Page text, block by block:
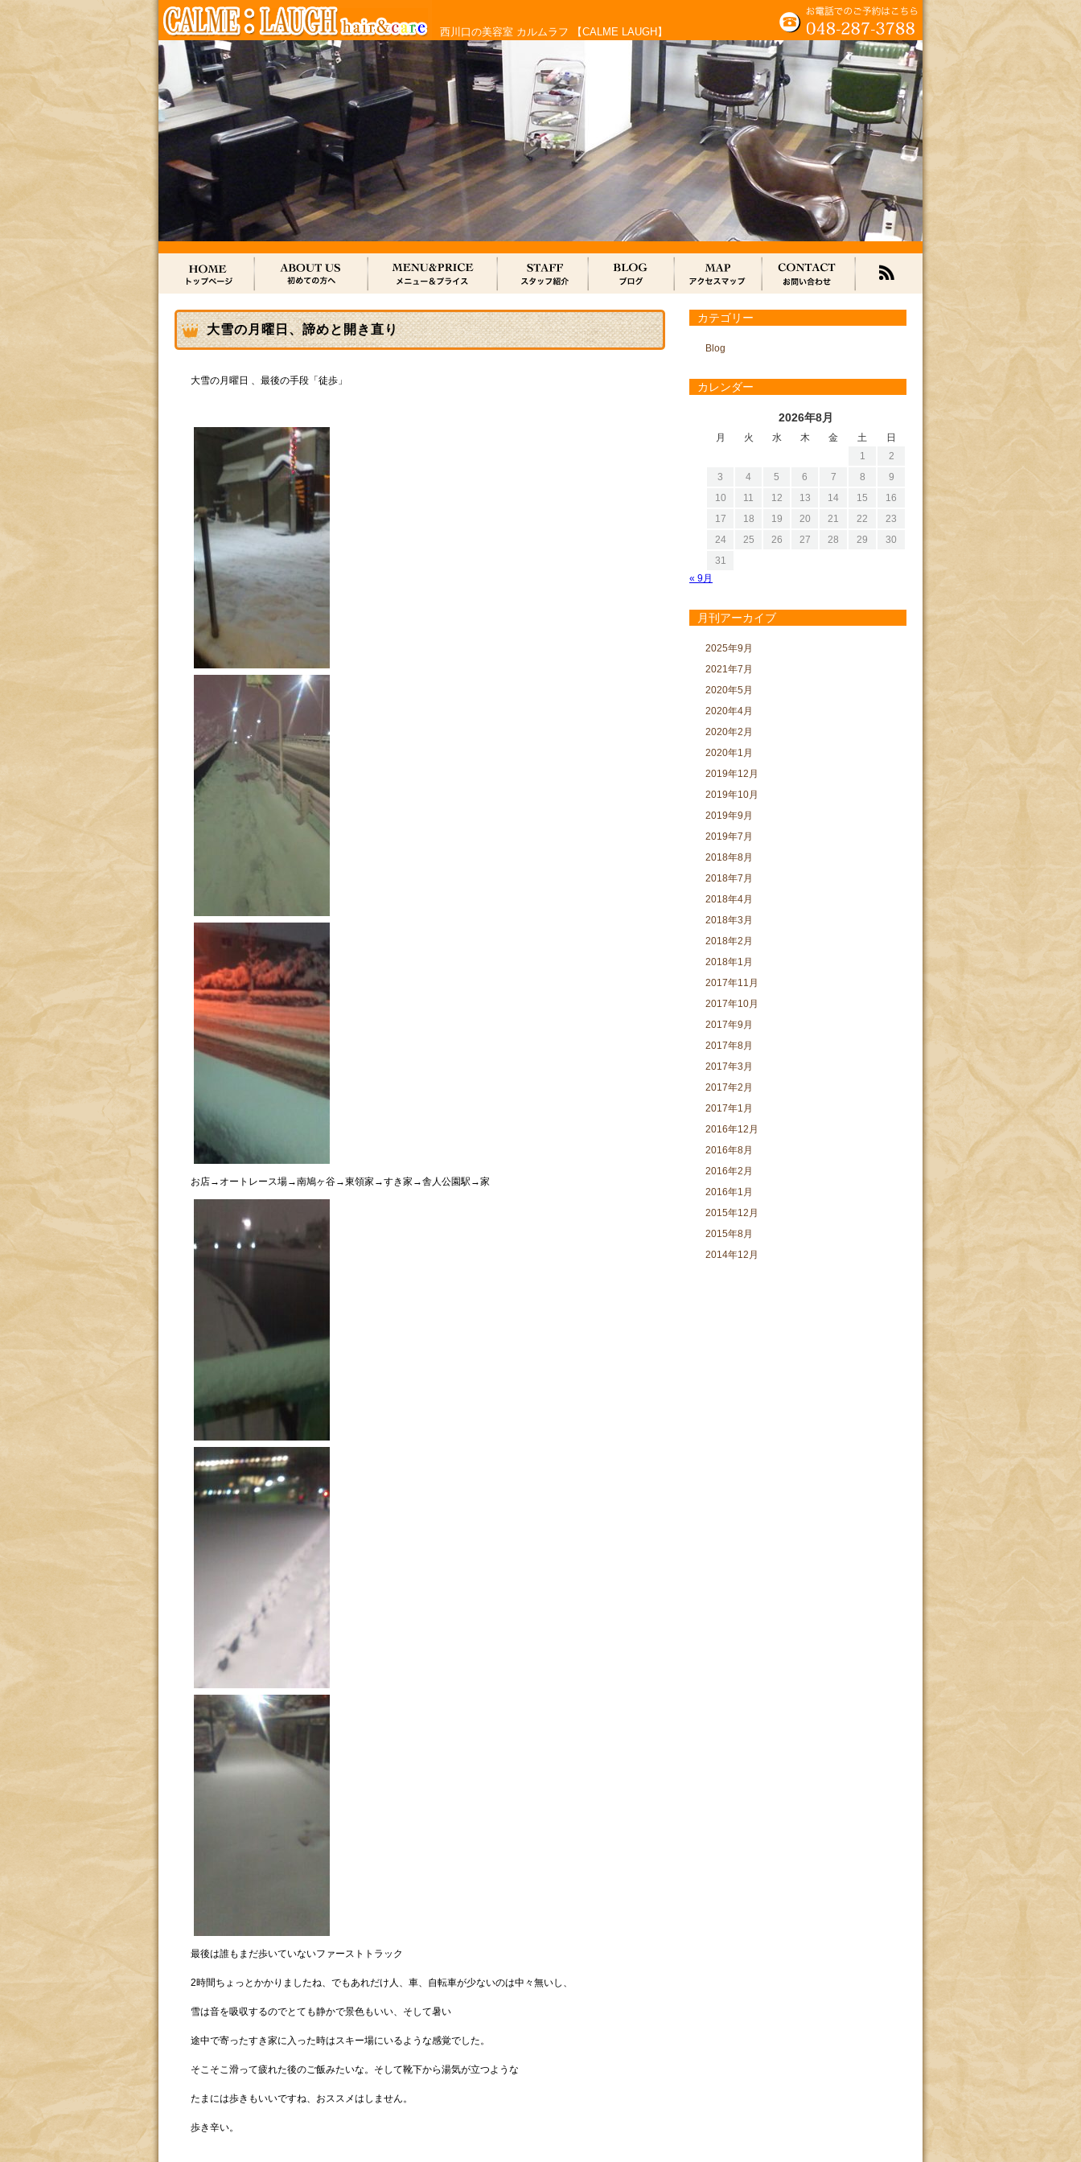
西川口の美容室 カルムラフ 【CALME LAUGH】
大雪の月曜日、諦めと開き直り
大雪の月曜日 、最後の手段「徒歩」
お店→オートレース場→南鳩ヶ谷→東領家→すき家→舎人公園駅→家
最後は誰もまだ歩いていないファーストトラック
2時間ちょっとかかりましたね、でもあれだけ人、車、自転車が少ないのは中々無いし、
雪は音を吸収するのでとても静かで景色もいい、そして暑い
途中で寄ったすき家に入った時はスキー場にいるような感覚でした。
そこそこ滑って疲れた後のご飯みたいな。そして靴下から湯気が立つような
たまには歩きもいいですね、おススメはしません。
歩き辛い。
カテゴリー
Blog
カレンダー
2026年8月
月 火 水 木 金 土
日
1
2
3
4 5 6 7 8
9
10
11 12 13 14 15
16
17
18 19 20 21 22
23
24
25 26 27 28 29
30
31
« 9月
月刊アーカイブ
2025年9月
2021年7月
2020年5月
2020年4月
2020年2月
2020年1月
2019年12月
2019年10月
2019年9月
2019年7月
2018年8月
2018年7月
2018年4月
2018年3月
2018年2月
2018年1月
2017年11月
2017年10月
2017年9月
2017年8月
2017年3月
2017年2月
2017年1月
2016年12月
2016年8月
2016年2月
2016年1月
2015年12月
2015年8月
2014年12月